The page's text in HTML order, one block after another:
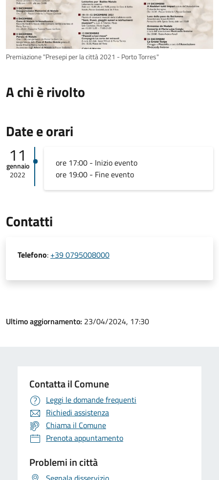
Premiazione "Presepi per la città 2021 - Porto Torres"
A chi è rivolto
Date e orari
11
gennaio
2022
ore 17:00 - Inizio evento
ore 19:00 - Fine evento
Contatti
Telefono: +39 0795008000
Ultimo aggiornamento: 23/04/2024, 17:30
Contatta il Comune
Leggi le domande frequenti
Richiedi assistenza
Chiama il Comune
Prenota appuntamento
Problemi in città